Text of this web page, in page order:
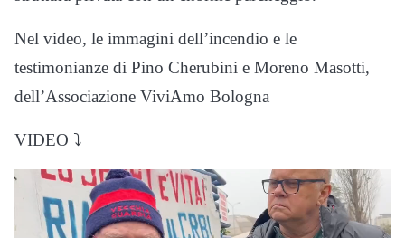
Nel video, le immagini dell’incendio e le
testimonianze di Pino Cherubini e Moreno Masotti,
dell’Associazione ViviAmo Bologna
VIDEO ⤵